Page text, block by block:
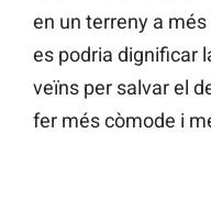
en un terreny a
es podria dignificar
veïns per salvar el
fer més còmode i